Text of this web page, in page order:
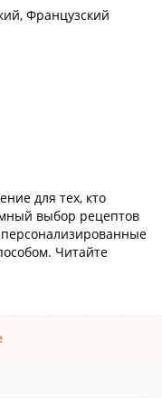
Французский
для тех, кто
выбор рецептов
Читайте